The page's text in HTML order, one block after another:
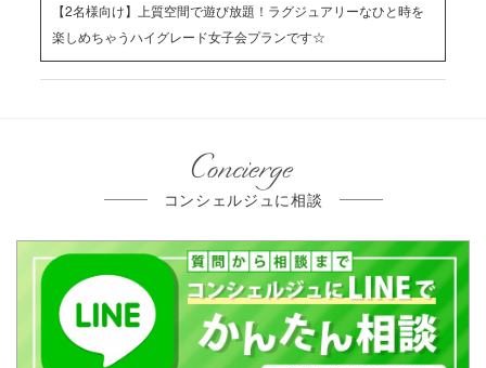
【2名様向け】上質空間で遊び放題！ラグジュアリーなひと時を
楽しめちゃうハイグレード女子会プランです☆
Concierge
コンシェルジュに相談